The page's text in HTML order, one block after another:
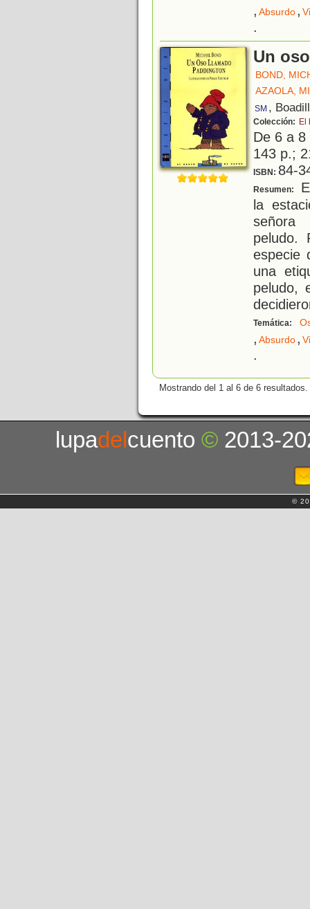
, Absurdo,
.
Un
BOND,
AZAOLA,
SM ,
Colección: El
De 6 a
143 p.;
ISBN: 84-
Resumen:
la
señora
peludo.
especie
una
peludo,
Temática:
, Absurdo,
.
Mostrando del 1 al 6 de 6 resultados.
lupadelcuento© 2013-
©